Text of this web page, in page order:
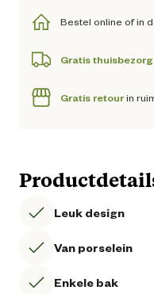
Bestel online of in
Gratis
Gratis retourin
Leuk design
Van porselein
Enkele bak